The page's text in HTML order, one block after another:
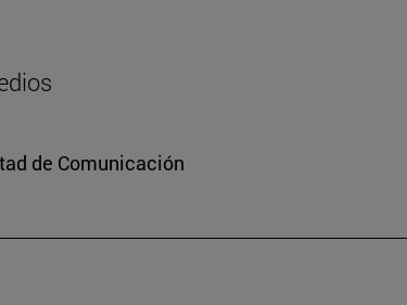
de Comunicación